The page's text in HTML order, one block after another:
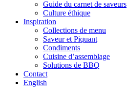
Guide du carnet de saveurs
Culture éthique
Inspiration
Collections de menu
Saveur et Piquant
Condiments
Cuisine d’assemblage
Solutions de BBQ
Contact
English